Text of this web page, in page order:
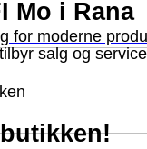
for moderne
Mo i Rana
salg og